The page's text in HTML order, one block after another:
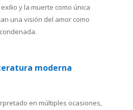
y la muerte como única
una visión del amor como
moderna
en múltiples ocasiones,